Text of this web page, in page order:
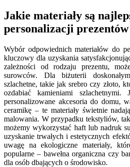
Jakie materiały są
personalizacji prezentów
Wybór odpowiednich materiałów do
kluczowy dla uzyskania
zależności od rodzaju prezentu,
surowców. Dla biżuterii
szlachetne, takie jak srebro czy złoto,
ozdabiać kamieniami szlachetnymi.
personalizowane akcesoria do domu,
ceramikę – te materiały świetnie
malowania. W przypadku tekstyliów,
możemy wykorzystać haft lub nadruk
uzyskanie trwałych i estetycznych
uwagę na ekologiczne materiały,
popularne – bawełna organiczna czy
dla osób dbających o środowisko.